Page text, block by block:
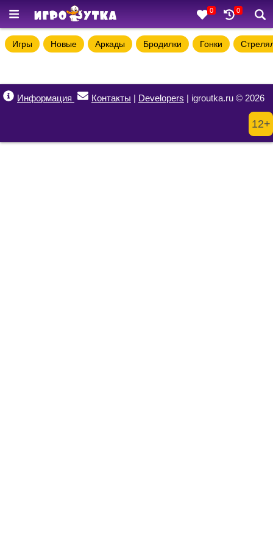
0 0
Игры Новые Аркады Бродилки Гонки
Информация Контакты | Developers | igroutka.ru © 2026
12+